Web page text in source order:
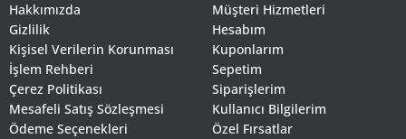
Hakkımızda
Gizlilik
Kişisel Verilerin Korunması
İşlem Rehberi
Çerez Politikası
Mesafeli Satış Sözleşmesi
Ödeme Seçenekleri
Müşteri Hizmetleri
Hesabım
Kuponlarım
Sepetim
Siparişlerim
Kullanıcı Bilgilerim
Özel Fırsatlar